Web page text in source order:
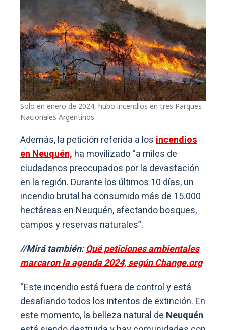
Solo en enero de 2024, hubo incendios en tres Parques
Nacionales Argentinos.
Además, la petición referida a losincendios
en Neuquén, ha movilizado “a miles de
ciudadanos preocupados por la devastación
en la región. Durante los últimos 10 días, un
incendio brutal ha consumido más de 15.000
hectáreas en Neuquén, afectando bosques,
campos y reservas naturales”.
//Mirá también:Qué peticiones ambientales
marcaron la agenda 2024, según Change.org
“Este incendio está fuera de control y está
desafiando todos los intentos de extinción. En
este momento, la belleza natural de Neuquén